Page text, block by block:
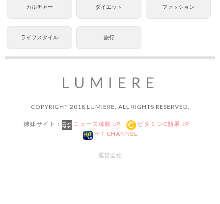
カルチャー ダイエット ファッション
ライフスタイル 旅行
LUMIERE
COPYRIGHT 2018 LUMIERE. ALL RIGHTS RESERVED.
姉妹サイト： ニュース体験.JP
ビタミンC効果.JP
HIT CHANNEL
運営会社